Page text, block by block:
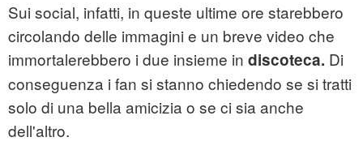
Sui social, infatti, in queste ultime ore starebbero
circolando delle immagini e un breve video che
immortalerebbero i due insieme in discoteca. Di
conseguenza i fan si stanno chiedendo se si tratti
solo di una bella amicizia o se ci sia anche
dell'altro.